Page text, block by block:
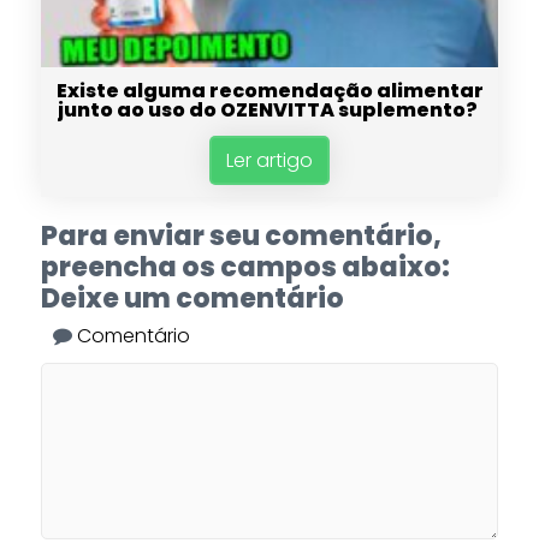
Existe alguma recomendação alimentar
junto ao uso do OZENVITTA suplemento?
Ler artigo
Para enviar seu comentário,
preencha os campos abaixo:
Deixe um comentário
Comentário